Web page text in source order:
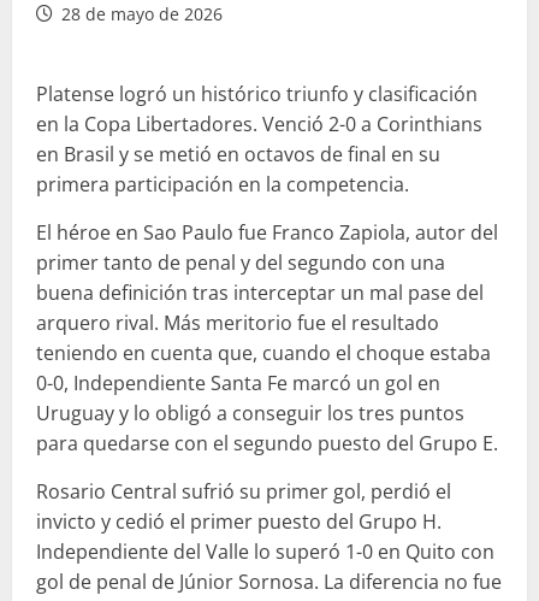
28 de mayo de 2026
Platense logró un histórico triunfo y clasificación
en la Copa Libertadores. Venció 2-0 a Corinthians
en Brasil y se metió en octavos de final en su
primera participación en la competencia.
El héroe en Sao Paulo fue Franco Zapiola, autor del
primer tanto de penal y del segundo con una
buena definición tras interceptar un mal pase del
arquero rival. Más meritorio fue el resultado
teniendo en cuenta que, cuando el choque estaba
0-0, Independiente Santa Fe marcó un gol en
Uruguay y lo obligó a conseguir los tres puntos
para quedarse con el segundo puesto del Grupo E.
Rosario Central sufrió su primer gol, perdió el
invicto y cedió el primer puesto del Grupo H.
Independiente del Valle lo superó 1-0 en Quito con
gol de penal de Júnior Sornosa. La diferencia no fue